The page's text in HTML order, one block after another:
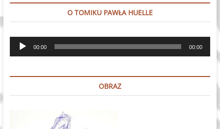
O TOMIKU PAWŁA HUELLE
Odtwarzacz
plików
00:00 00:00
OBRAZ